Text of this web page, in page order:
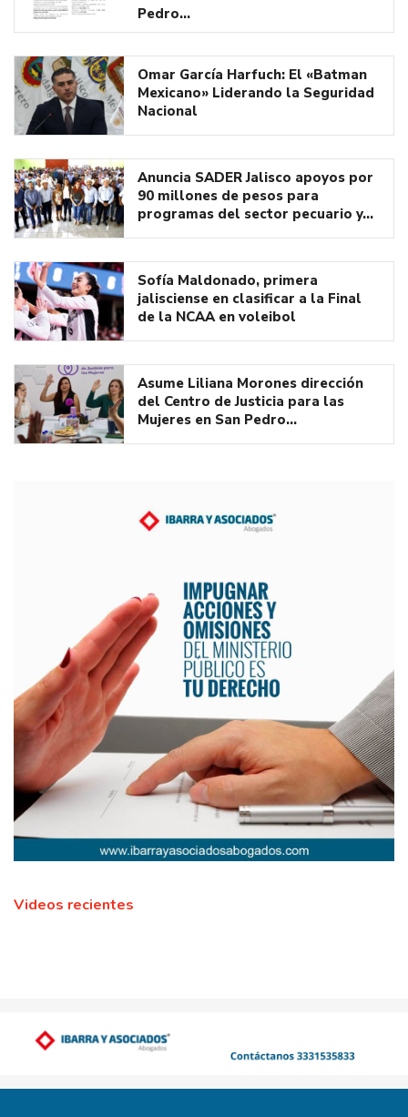
Pedro…
Omar García Harfuch: El «Batman
Mexicano» Liderando la Seguridad
Nacional
Anuncia SADER Jalisco apoyos por
90 millones de pesos para
programas del sector pecuario y…
Sofía Maldonado, primera
jalisciense en clasificar a la Final
de la NCAA en voleibol
Asume Liliana Morones dirección
del Centro de Justicia para las
Mujeres en San Pedro…
Videos recientes